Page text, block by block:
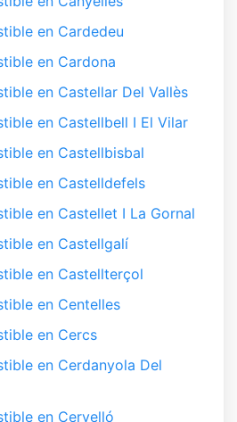
en Cardedeu
en Cardona
en Castellar Del Vallès
en Castellbell I El Vilar
en Castellbisbal
en Castelldefels
en Castellet I La Gornal
en Castellgalí
en Castellterçol
en Centelles
en Cercs
en Cerdanyola Del
en Cervelló